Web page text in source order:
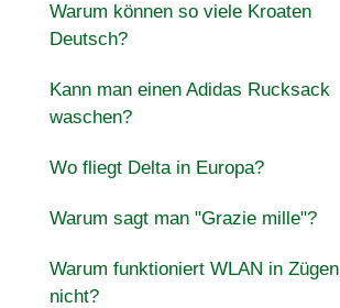
Warum können so viele Kroaten
Deutsch?
Kann man einen Adidas Rucksack
waschen?
Wo fliegt Delta in Europa?
Warum sagt man "Grazie mille"?
Warum funktioniert WLAN in Zügen
nicht?